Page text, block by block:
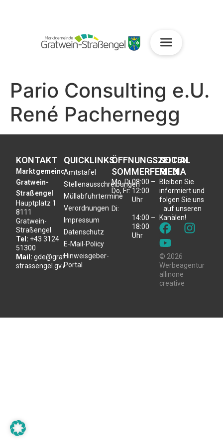
Pario Consulting e.U.
René Pachernegg
KONTAKT
Marktgemeinde
Gratwein-
Straßengel
Hauptplatz 1
8111
Gratwein-
Straßengel
Tel: +43 3124
51300
Mail: gde@gratwein-
strassengel.gv.at
QUICKLINKS
Amtstafel
Stellenausschreibungen
Müllabfuhrtermine
Verordnungen
Impressum
Datenschutz
E-Mail-Policy
Hinweisgeber-
Portal
ÖFFNUNGSZEITEN
SOMMERFERIEN
Mo, Di,
Do, Fr:
Di:
08:00 –
12:00
Uhr
14:00 –
18:00
Uhr
SOCIAL
MEDIA
Bleiben Sie
informiert und
folgen Sie uns
auf unseren
Kanälen!
© 2026
Werbeagentur
allinone
creative